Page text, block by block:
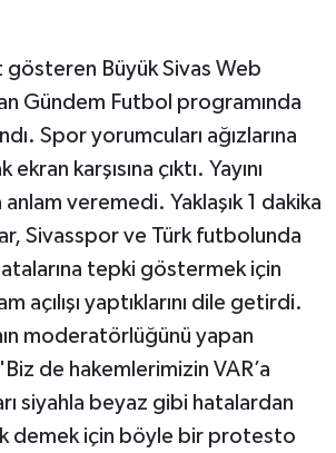
gösteren Büyük Sivas Web
Gündem Futbol programında
Spor yorumcuları ağızlarına
karşısına çıktı. Yayını
veremedi. Yaklaşık 1 dakika
Sivasspor ve Türk futbolunda
tepki göstermek için
açılışı yaptıklarını dile getirdi.
moderatörlüğünü yapan
de hakemlerimizin VAR’a
siyahla beyaz gibi hatalardan
demek için böyle bir protesto